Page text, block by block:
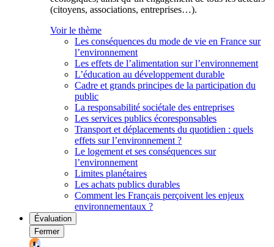
(citoyens, associations, entreprises…).
Voir le thème
Les conséquences du mode de vie en France sur
l’environnement
Les effets de l’alimentation sur l’environnement
L’éducation au développement durable
Cadre et grands principes de la participation du
public
La responsabilité sociétale des entreprises
Les services publics écoresponsables
Transport et déplacements du quotidien : quels
effets sur l’environnement ?
Le logement et ses conséquences sur
l’environnement
Limites planétaires
Les achats publics durables
Comment les Français perçoivent les enjeux
environnementaux ?
Évaluation
Fermer